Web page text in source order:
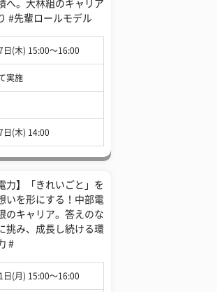
へ。大林組のキャリア
#先輩ロールモデル
日(木) 15:00〜16:00
実施
日(木) 14:00
力】「きれいごと」を
いを形にする！中部電
のキャリア。答えのな
挑み、成長し続ける環
#
日(月) 15:00〜16:00